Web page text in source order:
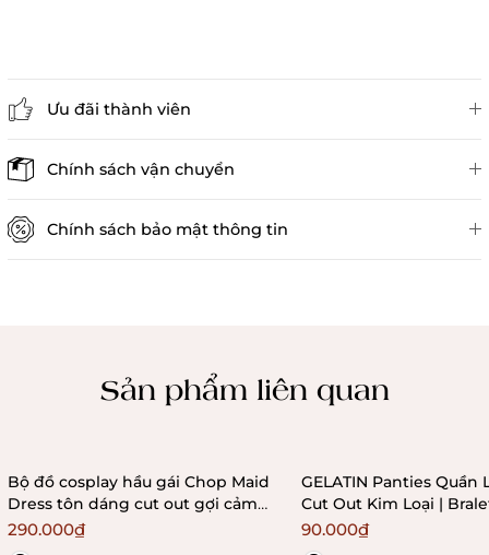
Ưu đãi thành viên
Chính sách vận chuyển
Chính sách bảo mật thông tin
Sản phẩm liên quan
Bộ đồ cosplay hầu gái Chop Maid
Dress tôn dáng cut out gợi cảm
Bralettehousevn
290.000₫
GELATIN Panties Quần
Cut Out Kim Loại |
90.000₫